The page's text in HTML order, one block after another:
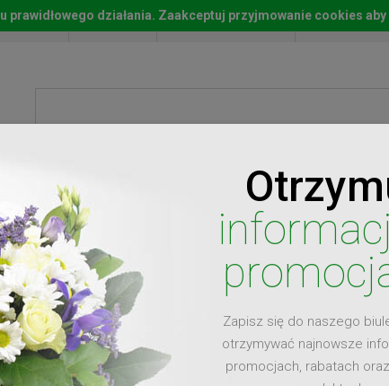
Start Moje konto Lista
Zapisz się do naszego
otrzymywać najnowsze
promocjach, rabatach
działania. Zaakceptuj przyjmowanie cookies